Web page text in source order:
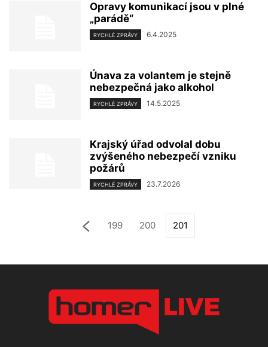
Opravy komunikací jsou v plné
„parádě“
RYCHLÉ ZPRÁVY 6.4.2025
Únava za volantem je stejně
nebezpečná jako alkohol
RYCHLÉ ZPRÁVY 14.5.2025
Krajský úřad odvolal dobu
zvýšeného nebezpečí vzniku
požárů
RYCHLÉ ZPRÁVY 23.7.2026
199 200 201